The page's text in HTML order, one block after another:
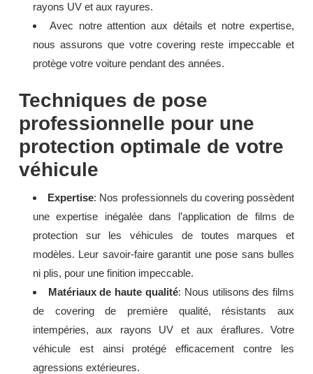
rayons UV et aux rayures.
Avec notre attention aux détails et notre expertise,
nous assurons que votre covering reste impeccable et
protège votre voiture pendant des années.
Techniques de pose
professionnelle pour une
protection optimale de votre
véhicule
Expertise: Nos professionnels du covering possèdent
une expertise inégalée dans l’application de films de
protection sur les véhicules de toutes marques et
modèles. Leur savoir-faire garantit une pose sans bulles
ni plis, pour une finition impeccable.
Matériaux de haute qualité: Nous utilisons des films
de covering de première qualité, résistants aux
intempéries, aux rayons UV et aux éraflures. Votre
véhicule est ainsi protégé efficacement contre les
agressions extérieures.